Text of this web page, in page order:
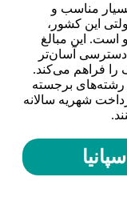
مناسب و
این کشور،
معمولاً بین 500 تا 2000 یورو است. این مبالغ
دسترسی آسان‌تر
را فراهم می‌کند.
رشته‌های برجسته
شهریه سالانه